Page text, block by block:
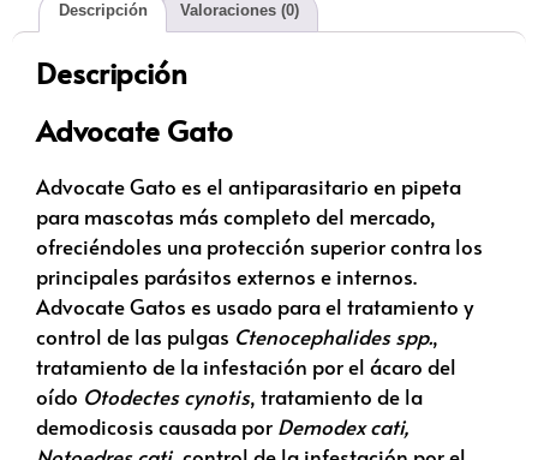
Descripción Valoraciones (0)
Descripción
Advocate Gato
Advocate Gato es el antiparasitario en pipeta
para mascotas más completo del mercado,
ofreciéndoles una protección superior contra los
principales parásitos externos e internos.
Advocate Gatos es usado para el tratamiento y
control de las pulgas Ctenocephalides spp.,
tratamiento de la infestación por el ácaro del
oído Otodectes cynotis, tratamiento de la
demodicosis causada por Demodex cati,